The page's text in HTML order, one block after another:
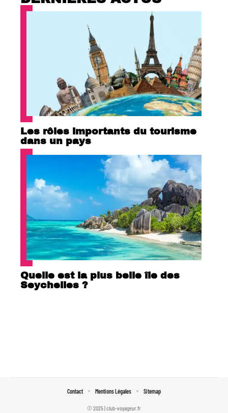
Les rôles importants du tourisme
dans un pays
Quelle est la plus belle île des
Seychelles ?
© 2025 | club-voyageur.fr
Contact Mentions Légales Sitemap